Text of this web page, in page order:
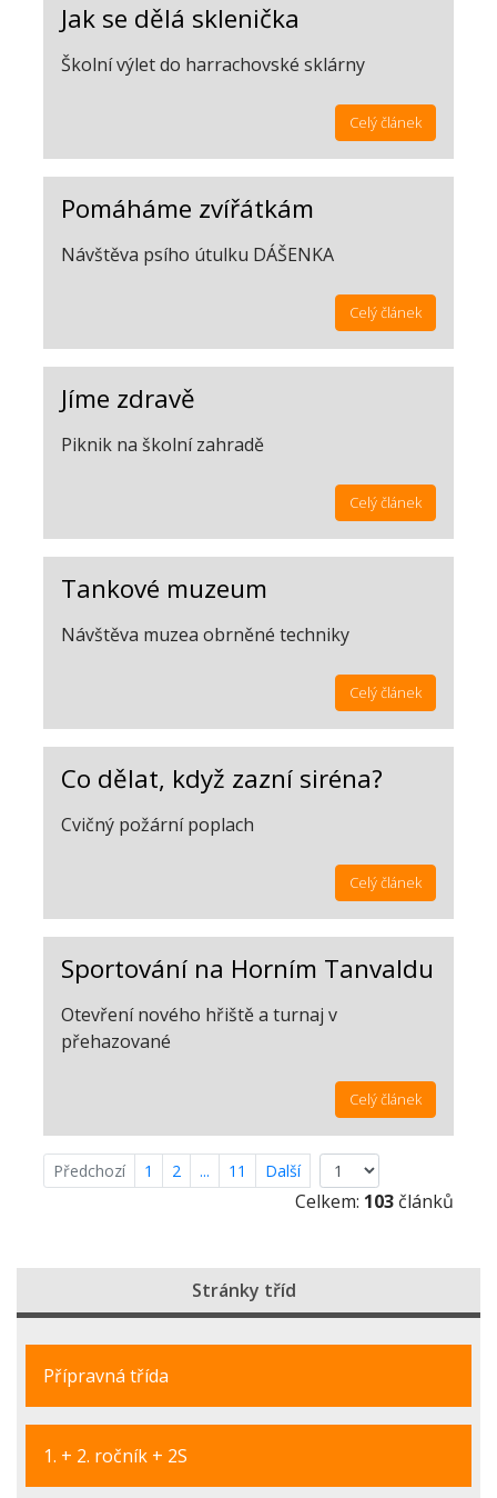
Jak se dělá sklenička
Školní výlet do harrachovské sklárny
Celý článek
Pomáháme zvířátkám
Návštěva psího útulku DÁŠENKA
Celý článek
Jíme zdravě
Piknik na školní zahradě
Celý článek
Tankové muzeum
Návštěva muzea obrněné techniky
Celý článek
Co dělat, když zazní siréna?
Cvičný požární poplach
Celý článek
Sportování na Horním Tanvaldu
Otevření nového hřiště a turnaj v
přehazované
Celý článek
Předchozí 1 2 ... 11 Další
Celkem: 103 článků
Stránky tříd
Přípravná třída
1. + 2. ročník + 2S